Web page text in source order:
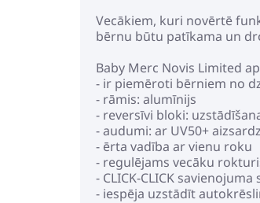
Vecākiem, kuri novērtē
bērnu būtu patīkama un
Baby Merc Novis Limited
- ir piemēroti bērniem no
- rāmis: alumīnijs
- reversīvi bloki:
- audumi: ar UV50+
- ērta vadība ar vienu roku
- regulējams vecāku
- CLICK-CLICK savienojuma
- iespēja uzstādīt